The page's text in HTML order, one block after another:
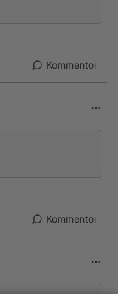
Kommentoi
Kommentoi